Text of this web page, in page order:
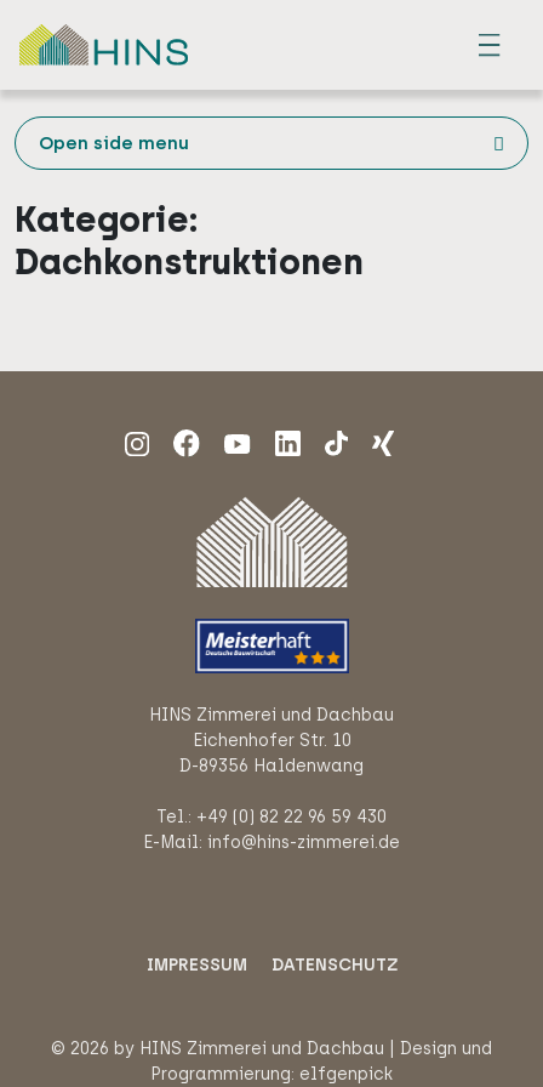
Menu
Kategorie:
Dachkonstruktionen
Open side menu
HINS Zimmerei und Dachbau
Eichenhofer Str. 10
D-89356 Haldenwang
Tel.: +49 (0) 82 22 96 59 430
E-Mail: info@hins-zimmerei.de
© 2026 by HINS Zimmerei und Dachbau | Design und
Programmierung: elfgenpick
IMPRESSUM DATENSCHUTZ